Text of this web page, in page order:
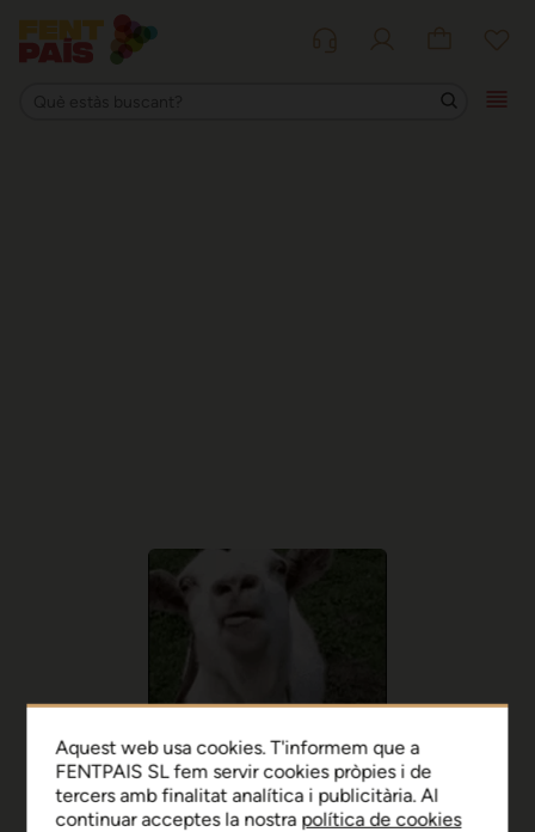
Aquest web usa cookies. T'informem que a
FENTPAIS SL fem servir cookies pròpies i de
tercers amb finalitat analítica i publicitària. Al
continuar acceptes la nostra política de cookies